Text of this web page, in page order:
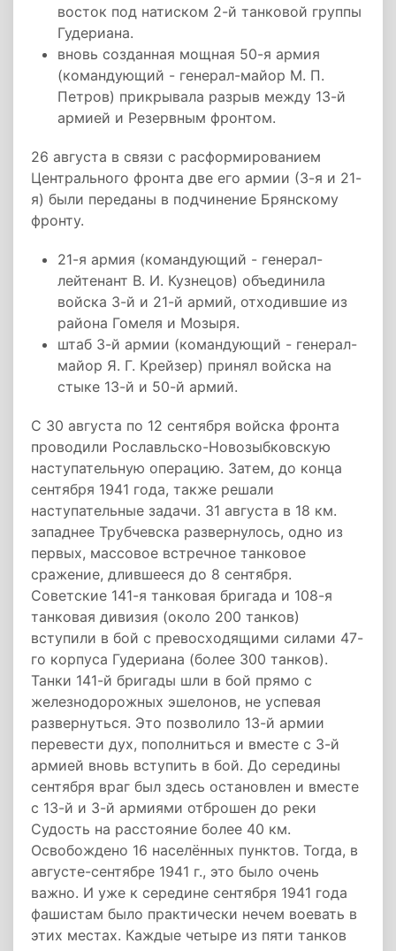
восток под натиском 2-й танковой группы
Гудериана.
вновь созданная мощная 50-я армия
(командующий - генерал-майор М. П.
Петров) прикрывала разрыв между 13-й
армией и Резервным фронтом.
26 августа в связи с расформированием
Центрального фронта две его армии (3-я и 21-
я) были переданы в подчинение Брянскому
фронту.
21-я армия (командующий - генерал-
лейтенант В. И. Кузнецов) объединила
войска 3-й и 21-й армий, отходившие из
района Гомеля и Мозыря.
штаб 3-й армии (командующий - генерал-
майор Я. Г. Крейзер) принял войска на
стыке 13-й и 50-й армий.
С 30 августа по 12 сентября войска фронта
проводили Рославльско-Новозыбковскую
наступательную операцию. Затем, до конца
сентября 1941 года, также решали
наступательные задачи. 31 августа в 18 км.
западнее Трубчевска развернулось, одно из
первых, массовое встречное танковое
сражение, длившееся до 8 сентября.
Советские 141-я танковая бригада и 108-я
танковая дивизия (около 200 танков)
вступили в бой с превосходящими силами 47-
го корпуса Гудериана (более 300 танков).
Танки 141-й бригады шли в бой прямо с
железнодорожных эшелонов, не успевая
развернуться. Это позволило 13-й армии
перевести дух, пополниться и вместе с 3-й
армией вновь вступить в бой. До середины
сентября враг был здесь остановлен и вместе
с 13-й и 3-й армиями отброшен до реки
Судость на расстояние более 40 км.
Освобождено 16 населённых пунктов. Тогда, в
августе-сентябре 1941 г., это было очень
важно. И уже к середине сентября 1941 года
фашистам было практически нечем воевать в
этих местах. Каждые четыре из пяти танков